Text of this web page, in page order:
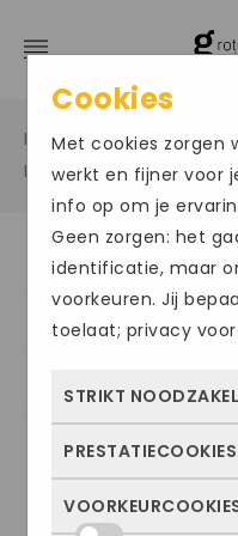
Home / Grote maten
Bad/teenslippers /
Cookies
Met cookies zorgen
werkt en fijner voor
info op om je
Geen zorgen: het
identificatie, maar
voorkeuren. Jij
toelaat; privacy
STRIKT
Deze cookies
kunnen niet
PRESTATIECOOKIES
Met deze cookies